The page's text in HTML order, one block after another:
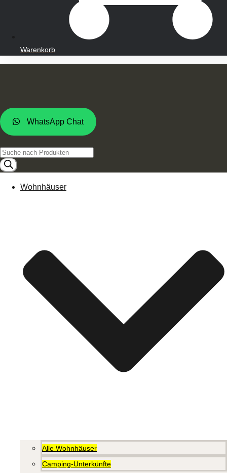
Warenkorb
WhatsApp Chat
Products
search
Wohnhäuser
Alle Wohnhäuser
Camping-Unterkünfte